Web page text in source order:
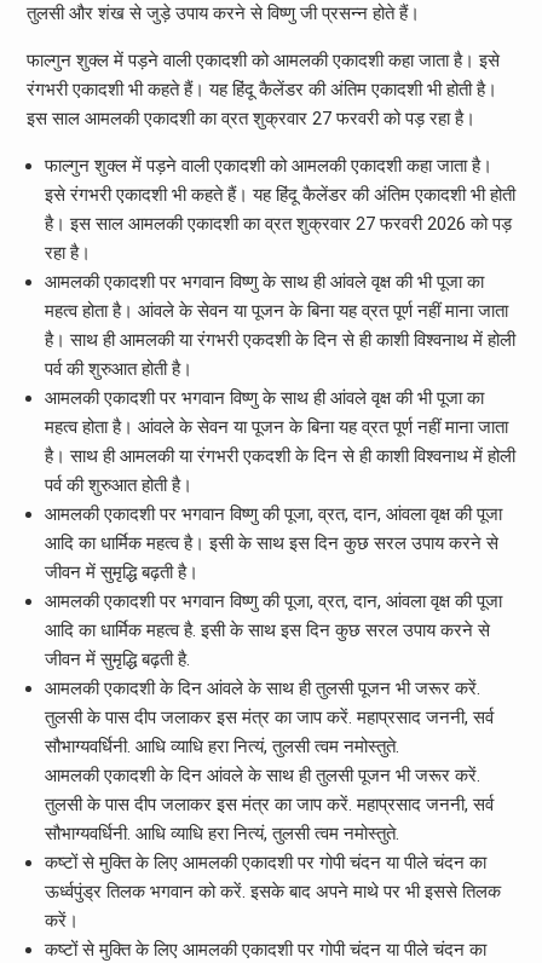
तुलसी और शंख से जुड़े उपाय करने से विष्णु जी प्रसन्न होते हैं।
फाल्गुन शुक्ल में पड़ने वाली एकादशी को आमलकी एकादशी कहा जाता है। इसे
रंगभरी एकादशी भी कहते हैं। यह हिंदू कैलेंडर की अंतिम एकादशी भी होती है।
इस साल आमलकी एकादशी का व्रत शुक्रवार 27 फरवरी को पड़ रहा है।
फाल्गुन शुक्ल में पड़ने वाली एकादशी को आमलकी एकादशी कहा जाता है।
इसे रंगभरी एकादशी भी कहते हैं। यह हिंदू कैलेंडर की अंतिम एकादशी भी होती
है। इस साल आमलकी एकादशी का व्रत शुक्रवार 27 फरवरी 2026 को पड़
रहा है।
आमलकी एकादशी पर भगवान विष्णु के साथ ही आंवले वृक्ष की भी पूजा का
महत्व होता है। आंवले के सेवन या पूजन के बिना यह व्रत पूर्ण नहीं माना जाता
है। साथ ही आमलकी या रंगभरी एकदशी के दिन से ही काशी विश्वनाथ में होली
पर्व की शुरुआत होती है।
आमलकी एकादशी पर भगवान विष्णु के साथ ही आंवले वृक्ष की भी पूजा का
महत्व होता है। आंवले के सेवन या पूजन के बिना यह व्रत पूर्ण नहीं माना जाता
है। साथ ही आमलकी या रंगभरी एकदशी के दिन से ही काशी विश्वनाथ में होली
पर्व की शुरुआत होती है।
आमलकी एकादशी पर भगवान विष्णु की पूजा, व्रत, दान, आंवला वृक्ष की पूजा
आदि का धार्मिक महत्व है। इसी के साथ इस दिन कुछ सरल उपाय करने से
जीवन में सुमृद्धि बढ़ती है।
आमलकी एकादशी पर भगवान विष्णु की पूजा, व्रत, दान, आंवला वृक्ष की पूजा
आदि का धार्मिक महत्व है. इसी के साथ इस दिन कुछ सरल उपाय करने से
जीवन में सुमृद्धि बढ़ती है.
आमलकी एकादशी के दिन आंवले के साथ ही तुलसी पूजन भी जरूर करें.
तुलसी के पास दीप जलाकर इस मंत्र का जाप करें. महाप्रसाद जननी, सर्व
सौभाग्यवर्धिनी. आधि व्याधि हरा नित्यं, तुलसी त्वम नमोस्तुते.
आमलकी एकादशी के दिन आंवले के साथ ही तुलसी पूजन भी जरूर करें.
तुलसी के पास दीप जलाकर इस मंत्र का जाप करें. महाप्रसाद जननी, सर्व
सौभाग्यवर्धिनी. आधि व्याधि हरा नित्यं, तुलसी त्वम नमोस्तुते.
कष्टों से मुक्ति के लिए आमलकी एकादशी पर गोपी चंदन या पीले चंदन का
ऊर्ध्वपुंड्र तिलक भगवान को करें. इसके बाद अपने माथे पर भी इससे तिलक
करें।
कष्टों से मुक्ति के लिए आमलकी एकादशी पर गोपी चंदन या पीले चंदन का